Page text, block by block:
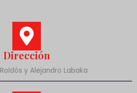
Dirección
y Alejandro Labaka